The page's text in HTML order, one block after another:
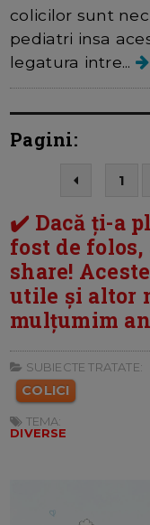
colicilor sunt
pediatri insa
legatura intre...
Pagini:
1
✔️ Dacă ți-a
fost de
share!
utile și altor
mulțumim
SUBIECTE TRATATE:
COLICI
TEMA:
DIVERSE